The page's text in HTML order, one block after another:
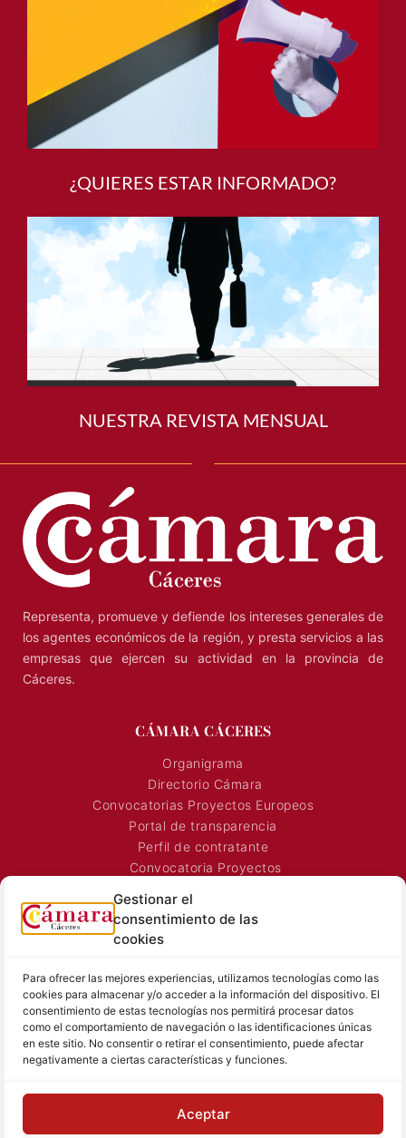
Gestionar el
consentimiento de las
cookies
Para ofrecer las mejores experiencias, utilizamos tecnologías como las
cookies para almacenar y/o acceder a la información del dispositivo. El
consentimiento de estas tecnologías nos permitirá procesar datos
como el comportamiento de navegación o las identificaciones únicas
en este sitio. No consentir o retirar el consentimiento, puede afectar
negativamente a ciertas características y funciones.
Aceptar
¿QUIERES ESTAR INFORMADO?
NUESTRA REVISTA MENSUAL
Representa, promueve y defiende los intereses generales de
los agentes económicos de la región, y presta servicios a las
empresas que ejercen su actividad en la provincia de
Cáceres.
CÁMARA CÁCERES
Organigrama
Directorio Cámara
Convocatorias Proyectos Europeos
Portal de transparencia
Perfil de contratante
Convocatoria Proyectos
Señalización Comercial
Contacto
SALA DE PRENSA
Noticias Cámara
Sala de prensa
Hemeroteca
TEXTOS LEGALES
Aviso Legal
Política de Privacidad
Política de Cookies